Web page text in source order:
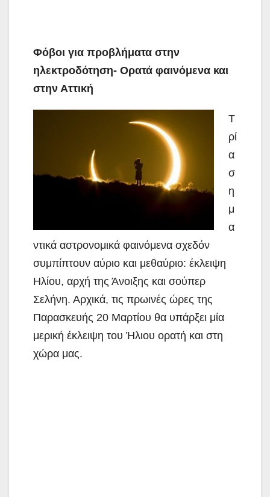
Φόβοι για προβλήματα στην
ηλεκτροδότηση- Ορατά φαινόμενα και
στην Αττική
Τ
ρί
α
σ
η
μ
α
ντικά αστρονομικά φαινόμενα σχεδόν
συμπίπτουν αύριο και μεθαύριο: έκλειψη
Ηλίου, αρχή της Άνοιξης και σούπερ
Σελήνη. Αρχικά, τις πρωινές ώρες της
Παρασκευής 20 Μαρτίου θα υπάρξει μία
μερική έκλειψη του Ήλιου ορατή και στη
χώρα μας.